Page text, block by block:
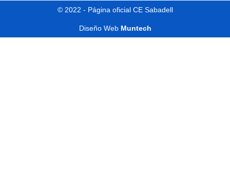
© 2022 - Página oficial CE Sabadell
Diseño Web Muntech